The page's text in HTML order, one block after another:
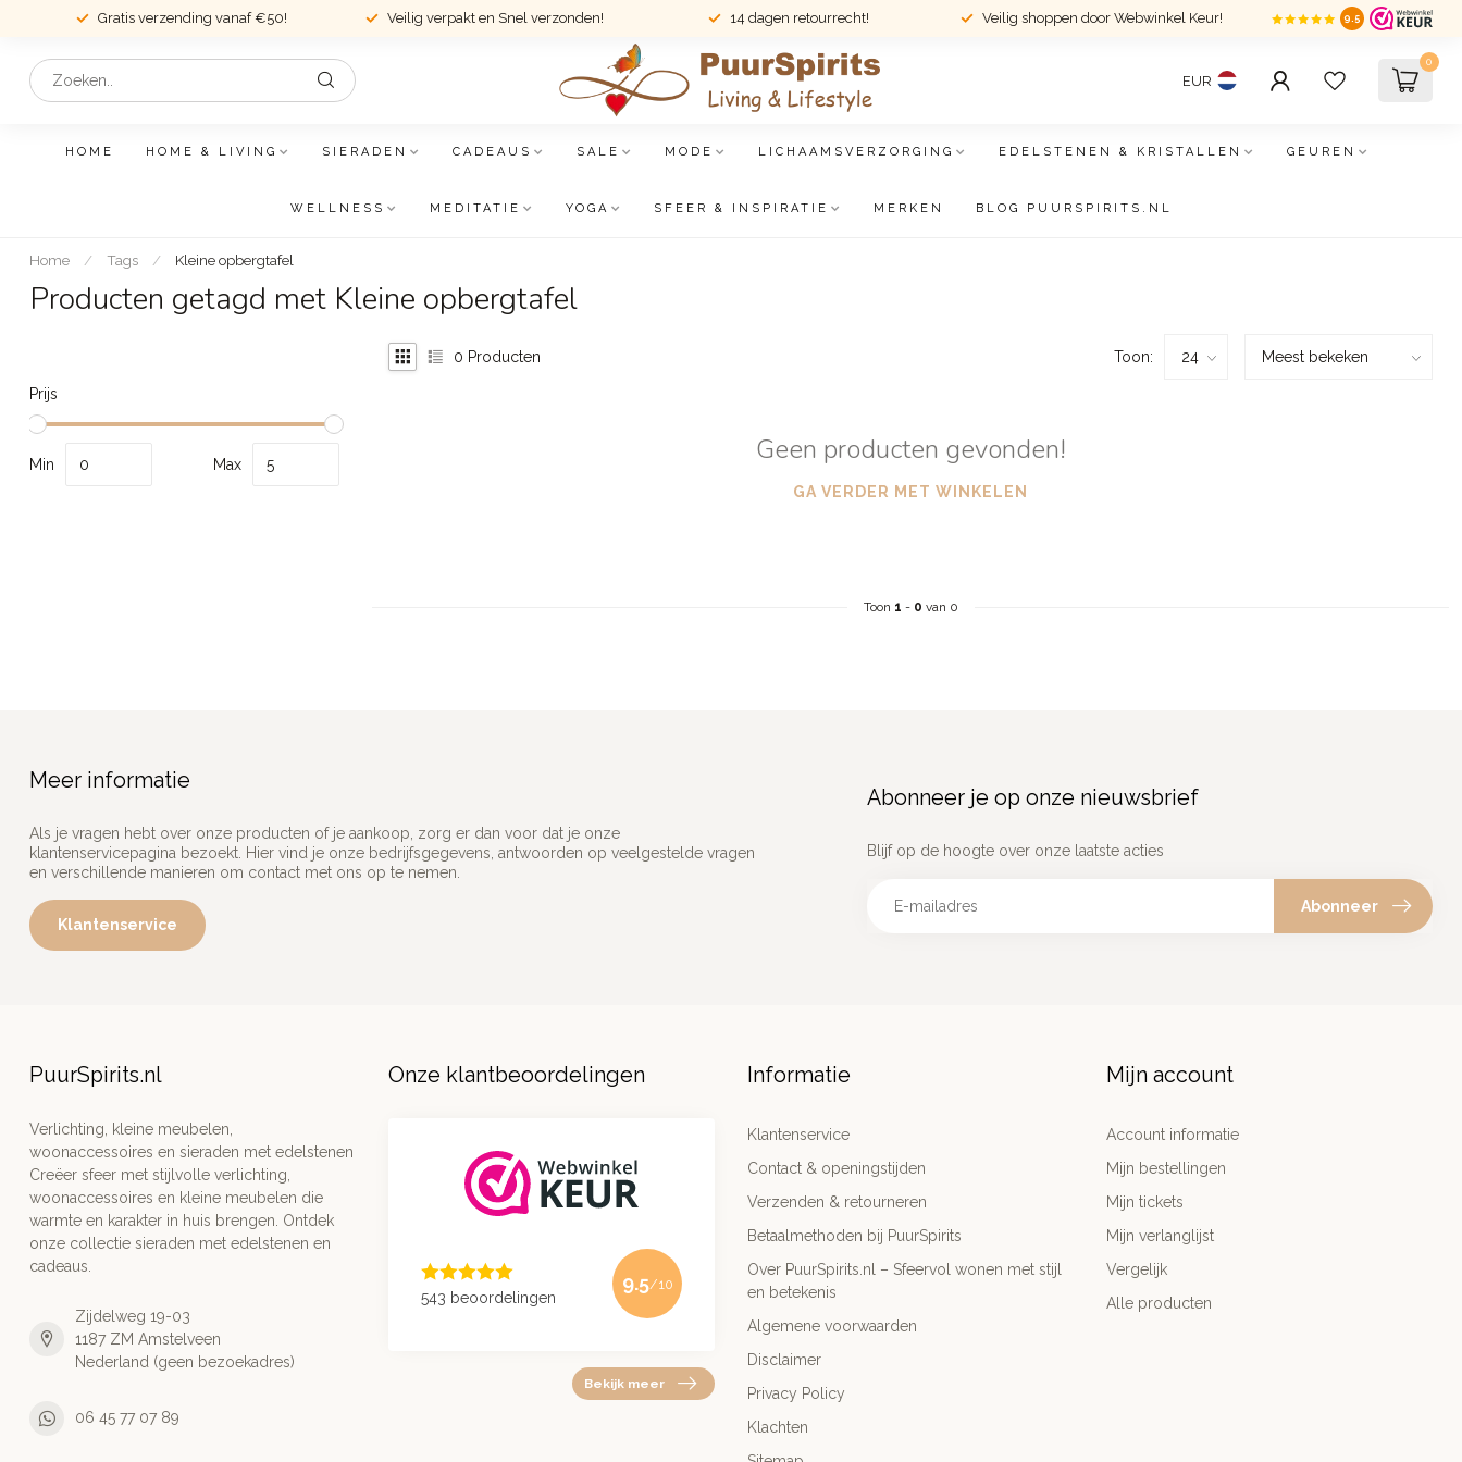
Gratis verzending vanaf €50! Veilig verpakt en Snel verzonden! 14 dagen retourrecht! Veilig shoppen door Webwinkel Keur! 9.5
EUR
0
HOME HOME & LIVING SIERADEN CADEAUS SALE MODE LICHAAMSVERZORGING EDELSTENEN & KRISTALLEN GEUREN
WELLNESS MEDITATIE YOGA SFEER & INSPIRATIE MERKEN BLOG PUURSPIRITS.NL
Home / Tags / Kleine opbergtafel
Producten getagd met Kleine opbergtafel
Prijs
Min Max
0 Producten Toon:
Geen producten gevonden!
GA VERDER MET WINKELEN
Toon 1 - 0 van 0
Meer informatie
Als je vragen hebt over onze producten of je aankoop, zorg er dan voor dat je onze
klantenservicepagina bezoekt. Hier vind je onze bedrijfsgegevens, antwoorden op veelgestelde vragen
en verschillende manieren om contact met ons op te nemen.
Klantenservice
Abonneer je op onze nieuwsbrief
Blijf op de hoogte over onze laatste acties
Abonneer
PuurSpirits.nl
Verlichting, kleine meubelen,
woonaccessoires en sieraden met edelstenen
Creëer sfeer met stijlvolle verlichting,
woonaccessoires en kleine meubelen die
warmte en karakter in huis brengen. Ontdek
onze collectie sieraden met edelstenen en
cadeaus.
Zijdelweg 19-03
1187 ZM Amstelveen
Nederland (geen bezoekadres)
06 45 77 07 89
Onze klantbeoordelingen
543 beoordelingen
9.5/10
Bekijk meer
Informatie
Klantenservice
Contact & openingstijden
Verzenden & retourneren
Betaalmethoden bij PuurSpirits
Over PuurSpirits.nl – Sfeervol wonen met stijl
en betekenis
Algemene voorwaarden
Disclaimer
Privacy Policy
Klachten
Mijn account
Account informatie
Mijn bestellingen
Mijn tickets
Mijn verlanglijst
Vergelijk
Alle producten